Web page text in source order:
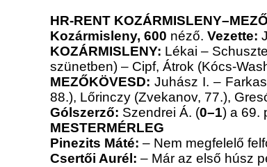
HR-RENT
Kozármisleny, 600 néző. Vezette:
KOZÁRMISLENY: Lékai –
szünetben) – Cipf, Átrok (Kócs-
MEZŐKÖVESD: Juhász I. –
88.), Lőrinczy (Zvekanov, 77.),
Gólszerző: Szendrei Á. (0–1) a 69.
MESTERMÉRLEG
Pinezits Máté: – Nem megfelelő
Csertői Aurél: – Már az első húsz